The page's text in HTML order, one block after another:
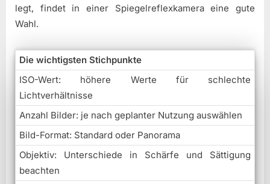
legt, findet in einer Spiegelreflexkamera eine gute
Wahl.
Die wichtigsten Stichpunkte
ISO-Wert: höhere Werte für schlechte
Lichtverhältnisse
Anzahl Bilder: je nach geplanter Nutzung auswählen
Bild-Format: Standard oder Panorama
Objektiv: Unterschiede in Schärfe und Sättigung
beachten